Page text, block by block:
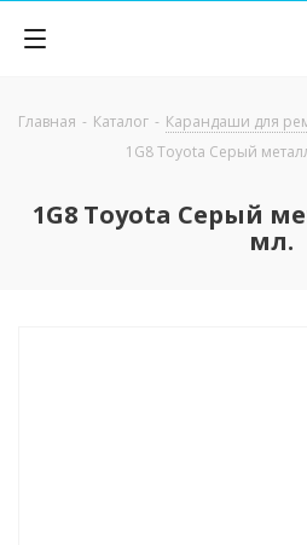
Главная - Каталог - Карандаши для
1G8 Toyota Серый
1G8 Toyota Серый
мл.